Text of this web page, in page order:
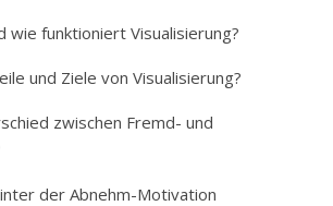
wie funktioniert Visualisierung?
und Ziele von Visualisierung?
zwischen Fremd- und
der Abnehm-Motivation